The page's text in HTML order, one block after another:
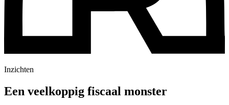
Inzichten
Een veelkoppig fiscaal monster